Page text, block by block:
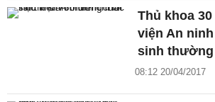
Thủ khoa
viện An
sinh thường
08:12 20/04/2017